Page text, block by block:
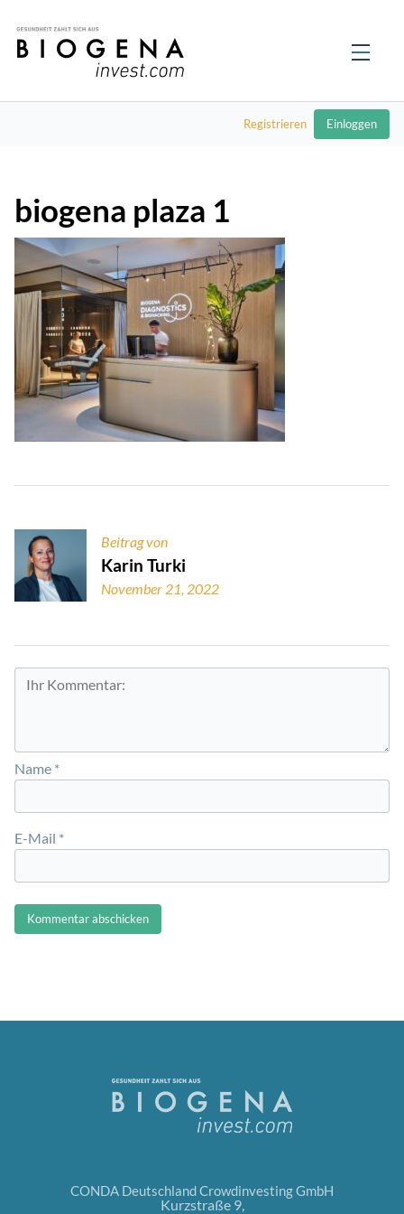
Registrieren Einloggen
biogena plaza 1
Beitrag von
Karin Turki
November 21, 2022
Name *
E-Mail *
CONDA Deutschland Crowdinvesting GmbH
Kurzstraße 9,